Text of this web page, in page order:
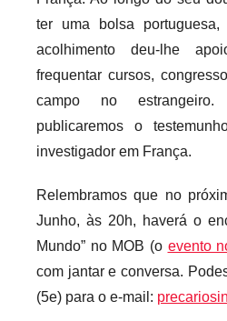
i
o
v
e
i
ter uma bolsa
acolhimento deu-lhe
frequentar cursos,
campo no
publicaremos o
investigador em França.
Relembramos que no
Junho, às 20h, haverá o
Mundo” no MOB (o evento
com jantar e conversa.
(5e) para o e-mail: